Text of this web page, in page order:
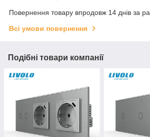
Повернення товару впродовж 14 днів за
Всі умови повернення
Подібні товари компанії